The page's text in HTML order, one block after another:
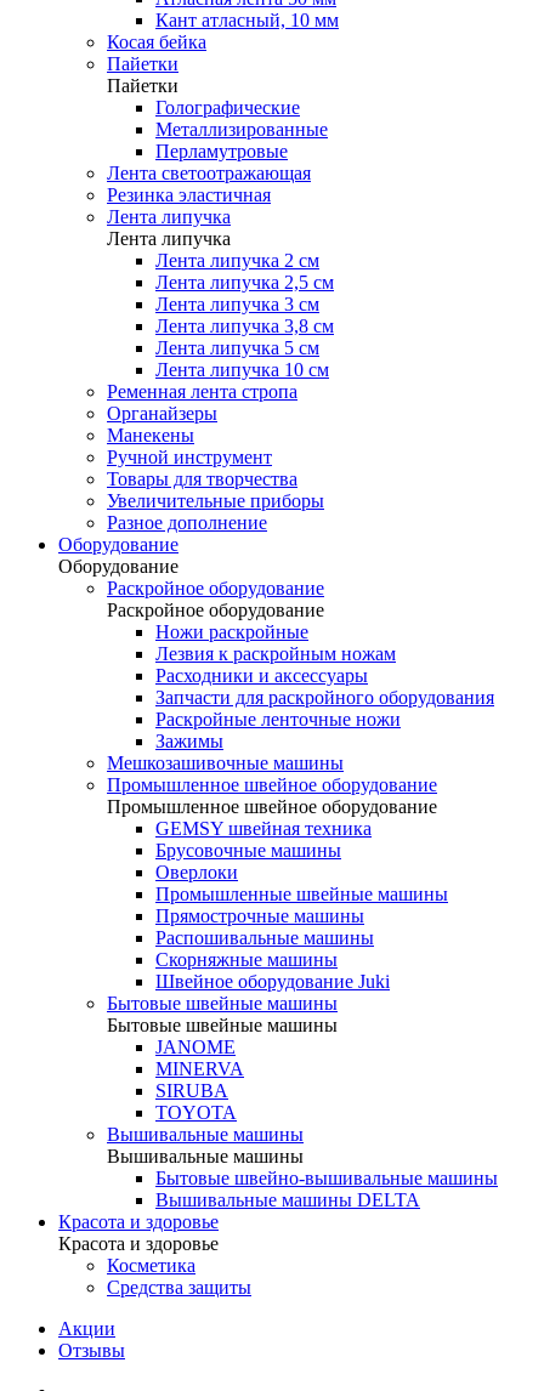
Кант атласный, 10 мм
Косая бейка
Пайетки
Пайетки
Голографические
Металлизированные
Перламутровые
Лента светоотражающая
Резинка эластичная
Лента липучка
Лента липучка
Лента липучка 2 см
Лента липучка 2,5 см
Лента липучка 3 см
Лента липучка 3,8 см
Лента липучка 5 см
Лента липучка 10 см
Ременная лента стропа
Органайзеры
Манекены
Ручной инструмент
Товары для творчества
Увеличительные приборы
Разное дополнение
Оборудование
Оборудование
Раскройное оборудование
Раскройное оборудование
Ножи раскройные
Лезвия к раскройным ножам
Расходники и аксессуары
Запчасти для раскройного оборудования
Раскройные ленточные ножи
Зажимы
Мешкозашивочные машины
Промышленное швейное оборудование
Промышленное швейное оборудование
GEMSY швейная техника
Брусовочные машины
Оверлоки
Промышленные швейные машины
Прямострочные машины
Распошивальные машины
Скорняжные машины
Швейное оборудование Juki
Бытовые швейные машины
Бытовые швейные машины
JANOME
MINERVA
SIRUBA
TOYOTA
Вышивальные машины
Вышивальные машины
Бытовые швейно-вышивальные машины
Вышивальные машины DELTA
Красота и здоровье
Красота и здоровье
Косметика
Средства защиты
Акции
Отзывы